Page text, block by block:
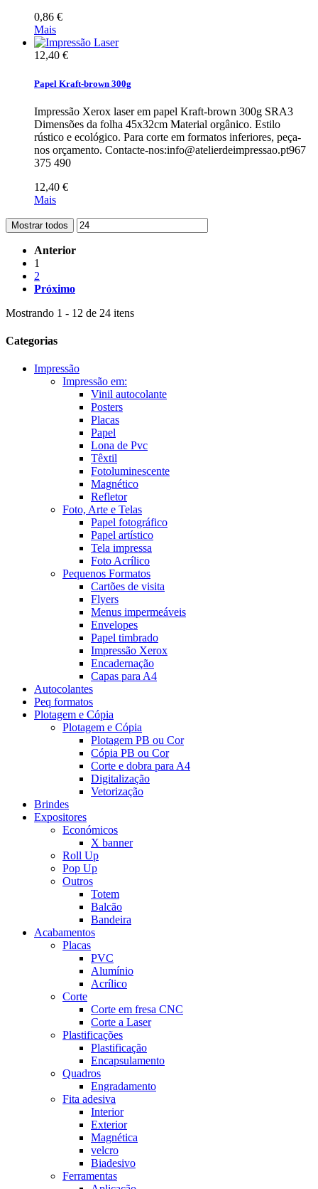
0,86 €
Mais
12,40 €
Papel Kraft-brown 300g
Impressão Xerox laser em papel Kraft-brown 300g SRA3
Dimensões da folha 45x32cm Material orgânico. Estilo
rústico e ecológico. Para corte em formatos inferiores, peça-
nos orçamento. Contacte-nos:info@atelierdeimpressao.pt967
375 490
12,40 €
Mais
Mostrar todos
Anterior
1
2
Próximo
Mostrando 1 - 12 de 24 itens
Categorias
Impressão
Impressão em:
Vinil autocolante
Posters
Placas
Papel
Lona de Pvc
Têxtil
Fotoluminescente
Magnético
Refletor
Foto, Arte e Telas
Papel fotográfico
Papel artístico
Tela impressa
Foto Acrílico
Pequenos Formatos
Cartões de visita
Flyers
Menus impermeáveis
Envelopes
Papel timbrado
Impressão Xerox
Encadernação
Capas para A4
Autocolantes
Peq formatos
Plotagem e Cópia
Plotagem e Cópia
Plotagem PB ou Cor
Cópia PB ou Cor
Corte e dobra para A4
Digitalização
Vetorização
Brindes
Expositores
Económicos
X banner
Roll Up
Pop Up
Outros
Totem
Balcão
Bandeira
Acabamentos
Placas
PVC
Alumínio
Acrílico
Corte
Corte em fresa CNC
Corte a Laser
Plastificações
Plastificação
Encapsulamento
Quadros
Engradamento
Fita adesiva
Interior
Exterior
Magnética
velcro
Biadesivo
Ferramentas